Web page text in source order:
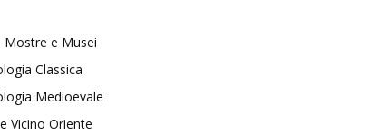
Mostre e Musei
Classica
Medioevale
Vicino Oriente